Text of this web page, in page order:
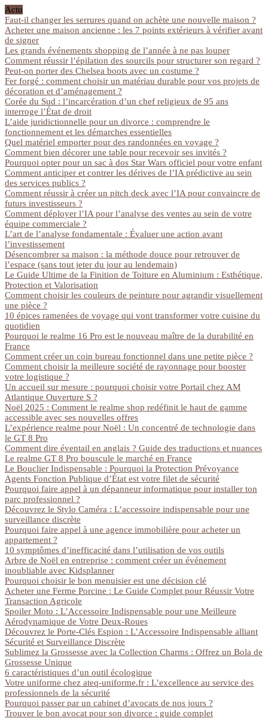
Actu
Faut-il changer les serrures quand on achète une nouvelle maison ?
Acheter une maison ancienne : les 7 points extérieurs à vérifier avant
de signer
Les grands événements shopping de l’année à ne pas louper
Comment réussir l’épilation des sourcils pour structurer son regard ?
Peut-on porter des Chelsea boots avec un costume ?
Fer forgé : comment choisir un matériau durable pour vos projets de
décoration et d’aménagement ?
Corée du Sud : l’incarcération d’un chef religieux de 95 ans
interroge l’État de droit
L’aide juridictionnelle pour un divorce : comprendre le
fonctionnement et les démarches essentielles
Quel matériel emporter pour des randonnées en voyage ?
Comment bien décorer une table pour recevoir ses invités ?
Pourquoi opter pour un sac à dos Star Wars officiel pour votre enfant
Comment anticiper et contrer les dérives de l’IA prédictive au sein
des services publics ?
Comment réussir à créer un pitch deck avec l’IA pour convaincre de
futurs investisseurs ?
Comment déployer l’IA pour l’analyse des ventes au sein de votre
équipe commerciale ?
L’art de l’analyse fondamentale : Évaluer une action avant
l’investissement
Désencombrer sa maison : la méthode douce pour retrouver de
l’espace (sans tout jeter du jour au lendemain)
Le Guide Ultime de la Finition de Toiture en Aluminium : Esthétique,
Protection et Valorisation
Comment choisir les couleurs de peinture pour agrandir visuellement
une pièce ?
10 épices ramenées de voyage qui vont transformer votre cuisine du
quotidien
Pourquoi le realme 16 Pro est le nouveau maître de la durabilité en
France
Comment créer un coin bureau fonctionnel dans une petite pièce ?
Comment choisir la meilleure société de rayonnage pour booster
votre logistique ?
Un accueil sur mesure : pourquoi choisir votre Portail chez AM
Atlantique Ouverture S ?
Noël 2025 : Comment le realme shop redéfinit le haut de gamme
accessible avec ses nouvelles offres
L’expérience realme pour Noël : Un concentré de technologie dans
le GT 8 Pro
Comment dire éventail en anglais ? Guide des traductions et nuances
Le realme GT 8 Pro bouscule le marché en France
Le Bouclier Indispensable : Pourquoi la Protection Prévoyance
Agents Fonction Publique d’État est votre filet de sécurité
Pourquoi faire appel à un dépanneur informatique pour installer ton
parc professionnel ?
Découvrez le Stylo Caméra : L’accessoire indispensable pour une
surveillance discrète
Pourquoi faire appel à une agence immobilière pour acheter un
appartement ?
10 symptômes d’inefficacité dans l’utilisation de vos outils
Arbre de Noël en entreprise : comment créer un événement
inoubliable avec Kidsplanner
Pourquoi choisir le bon menuisier est une décision clé
Acheter une Ferme Porcine : Le Guide Complet pour Réussir Votre
Transaction Agricole
Spoiler Moto : L’Accessoire Indispensable pour une Meilleure
Aérodynamique de Votre Deux-Roues
Découvrez le Porte-Clés Espion : L’Accessoire Indispensable alliant
Sécurité et Surveillance Discrète
Sublimez la Grossesse avec la Collection Charms : Offrez un Bola de
Grossesse Unique
6 caractéristiques d’un outil écologique
Votre uniforme chez ateq-uniforme.fr : L’excellence au service des
professionnels de la sécurité
Pourquoi passer par un cabinet d’avocats de nos jours ?
Trouver le bon avocat pour son divorce : guide complet